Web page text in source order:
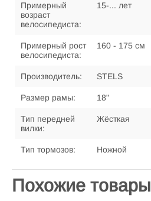
Примерный
возраст
велосипедиста:
15-... лет
Примерный рост
велосипедиста:
160 - 175 см
Производитель: STELS
Размер рамы: 18"
Тип передней
вилки:
Жёсткая
Тип тормозов: Ножной
Похожие товары